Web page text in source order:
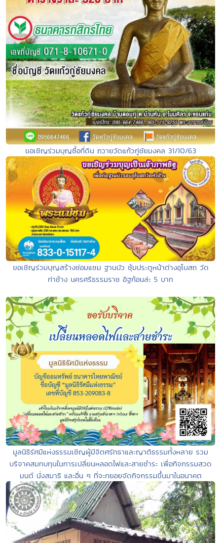
ขอเชิญร่วมบุญซื้อที่ดิน ถวายวัดแก้วกู่ชัยมงคล 31/10/63
ขอเชิญร่วมบุญสร้างซ่อมแซม ฐานบัว ซุ้มประตูหน้าต่างอุโบสถ วัด
ท่าช้าง นครศรีธรรมราช อิฐก้อนล่ะ 5 บาท
มูลนิธิรัศมีแห่งธรรมเชิญผู้มีจิตศรัทธาและญาติธรรมทั้งหลาย รวม
บริจาคสมทบทุนในการเปลี่ยนหลอดไฟและสายชำระ เพื่อกิจกรรมสวด
มนต์ นั่งสมาธิ และอื่น ๆ ที่จะทยอยจัดกิจกรรมขึ้นมาในอนาคต